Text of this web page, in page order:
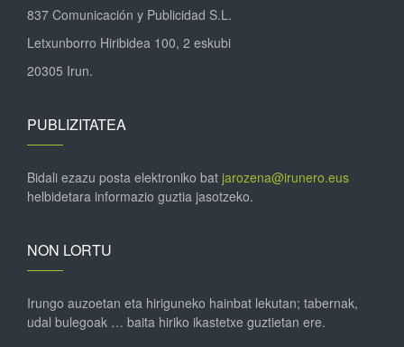
837 Comunicación y Publicidad S.L.
Letxunborro Hiribidea 100, 2 eskubi
20305 Irun.
PUBLIZITATEA
Bidali ezazu posta elektroniko bat jarozena@irunero.eus
helbidetara informazio guztia jasotzeko.
NON LORTU
Irungo auzoetan eta hiriguneko hainbat lekutan; tabernak,
udal bulegoak … baita hiriko ikastetxe guztietan ere.